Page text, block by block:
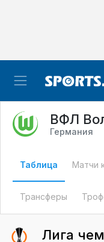
ВФЛ
Германия
Таблица Матчи
Трансферы
Лига